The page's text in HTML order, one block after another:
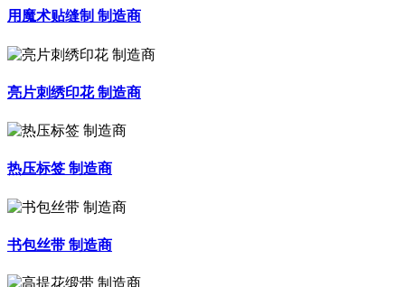
用魔术贴缝制 制造商
亮片刺绣印花 制造商
热压标签 制造商
书包丝带 制造商